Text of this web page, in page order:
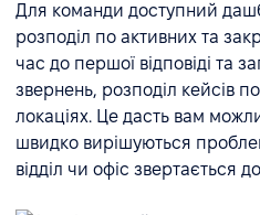
Для команди доступний
розподіл по активних та
час до першої відповіді та
звернень, розподіл кейсів
локаціях. Це дасть вам
швидко вирішуються
відділ чи офіс звертається